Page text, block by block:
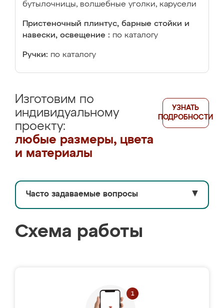
бутылочницы, волшебные уголки, карусели
Пристеночный плинтус, барные стойки и
навески, освещение : по каталогу
Ручки: по каталогу
Изготовим по
индивидуальному
проекту:
любые размеры, цвета
и материалы
УЗНАТЬ
ПОДРОБНОСТИ
Часто задаваемые вопросы ▼
Схема работы